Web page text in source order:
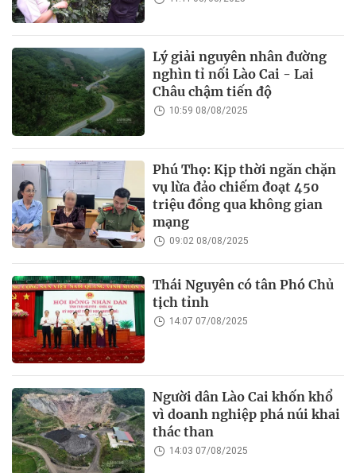
Lý giải nguyên nhân đường
nghìn tỉ nối Lào Cai - Lai
Châu chậm tiến độ
10:59 08/08/2025
Phú Thọ: Kịp thời ngăn chặn
vụ lừa đảo chiếm đoạt 450
triệu đồng qua không gian
mạng
09:02 08/08/2025
Thái Nguyên có tân Phó Chủ
tịch tỉnh
14:07 07/08/2025
Người dân Lào Cai khốn khổ
vì doanh nghiệp phá núi khai
thác than
14:03 07/08/2025